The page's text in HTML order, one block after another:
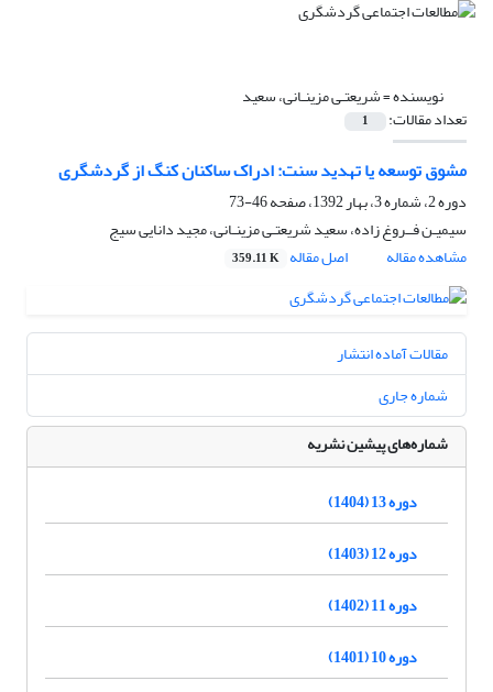
نویسنده =شریعتـی مزینـانی، سعید
تعداد مقالات: 1
مشوق توسعه یا تهدید سنت: ادراک ساکنان کنگ از گردشگری
دوره 2، شماره 3، بهار 1392، صفحه
46-73
سیمیـن فــروغ زاده، سعید شریعتـی مزینـانی، مجید دانایی سیج
مشاهده مقاله
اصل مقاله 359.11 K
مقالات آماده انتشار
شماره جاری
شماره‌های پیشین نشریه
دوره 13 (1404)
دوره 12 (1403)
دوره 11 (1402)
دوره 10 (1401)